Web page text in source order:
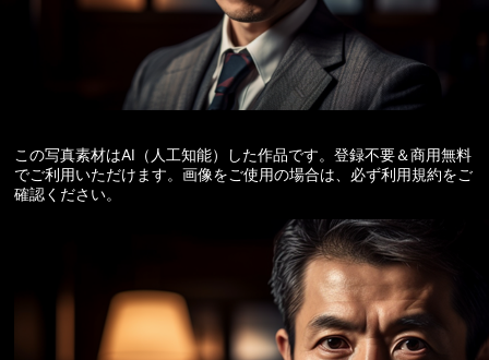
この写真素材はAI（人工知能）した作品です。登録不要＆商用無料
でご利用いただけます。画像をご使用の場合は、必ず利用規約をご
確認ください。